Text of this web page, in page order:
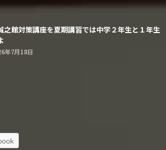
之館対策講座を夏期講習では中学２年生と１年生
年7月18日